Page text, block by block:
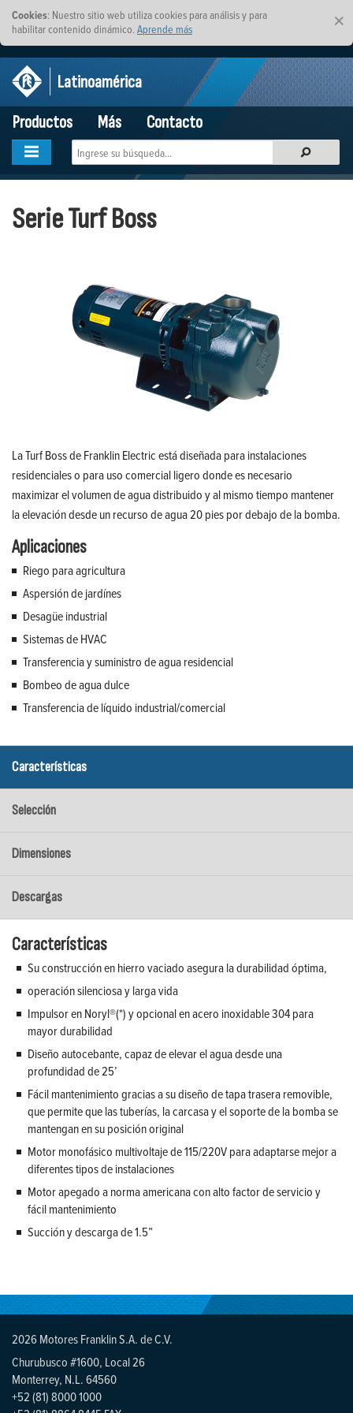
×
Cookies: Nuestro sitio web utiliza cookies para análisis y para
habilitar contenido dinámico. Aprende más
Latinoamérica
Productos
Más Contacto
Serie Turf Boss
La Turf Boss de Franklin Electric está diseñada para instalaciones
residenciales o para uso comercial ligero donde es necesario
maximizar el volumen de agua distribuido y al mismo tiempo mantener
la elevación desde un recurso de agua 20 pies por debajo de la bomba.
Aplicaciones
Riego para agricultura
Aspersión de jardínes
Desagüe industrial
Sistemas de HVAC
Transferencia y suministro de agua residencial
Bombeo de agua dulce
Transferencia de líquido industrial/comercial
Características
Selección
Dimensiones
Descargas
Características
Su construcción en hierro vaciado asegura la durabilidad óptima,
operación silenciosa y larga vida
Impulsor en Noryl®(*) y opcional en acero inoxidable 304 para
mayor durabilidad
Diseño autocebante, capaz de elevar el agua desde una
profundidad de 25’
Fácil mantenimiento gracias a su diseño de tapa trasera removible,
que permite que las tuberías, la carcasa y el soporte de la bomba se
mantengan en su posición original
Motor monofásico multivoltaje de 115/220V para adaptarse mejor a
diferentes tipos de instalaciones
Motor apegado a norma americana con alto factor de servicio y
fácil mantenimiento
Succión y descarga de 1.5”
2026 Motores Franklin S.A. de C.V.
Churubusco #1600, Local 26
Monterrey, N.L. 64560
+52 (81) 8000 1000